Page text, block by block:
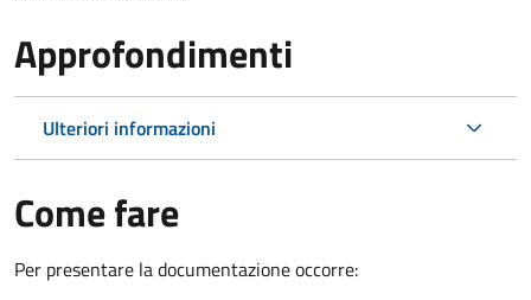
Approfondimenti
Ulteriori informazioni
Come fare
Per presentare la documentazione occorre: